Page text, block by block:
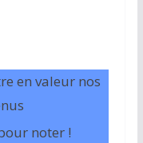
en valeur nos
noter !